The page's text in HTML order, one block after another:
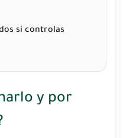
si controlas
y por